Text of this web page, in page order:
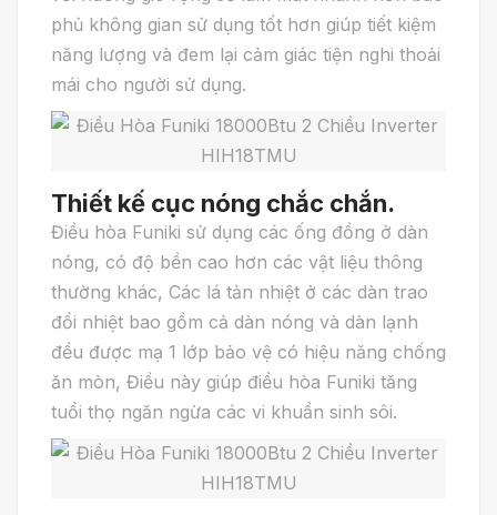
phủ không gian sử dụng tốt hơn giúp tiết kiệm
năng lượng và đem lại cảm giác tiện nghi thoải
mái cho người sử dụng.
Thiết kế cục nóng chắc chắn.
Điều hòa Funiki sử dụng các ống đồng ở dàn
nóng, có độ bền cao hơn các vật liệu thông
thường khác, Các lá tản nhiệt ở các dàn trao
đổi nhiệt bao gồm cả dàn nóng và dàn lạnh
đều được mạ 1 lớp bảo vệ có hiệu năng chống
ăn mòn, Điều này giúp điều hòa Funiki tăng
tuổi thọ ngăn ngừa các vi khuẩn sinh sôi.